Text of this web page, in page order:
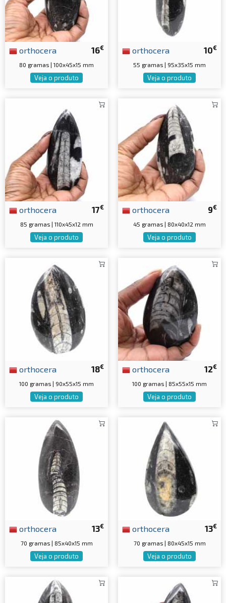
16€
orthocera
80 gramas | 100x45x15 mm
Veja o produto
10€
orthocera
55 gramas | 95x35x15 mm
Veja o produto
17€
orthocera
85 gramas | 110x45x12 mm
Veja o produto
9€
orthocera
45 gramas | 80x40x12 mm
Veja o produto
18€
orthocera
100 gramas | 90x55x15 mm
Veja o produto
12€
orthocera
100 gramas | 85x55x15 mm
Veja o produto
13€
orthocera
70 gramas | 85x40x15 mm
Veja o produto
13€
orthocera
70 gramas | 80x45x15 mm
Veja o produto